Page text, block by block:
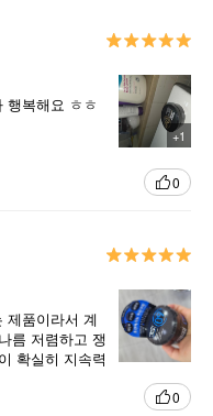
+1
행복해요 ㅎㅎ
0
제품이라서 계
름 저렴하고 쟁
확실히 지속력
0